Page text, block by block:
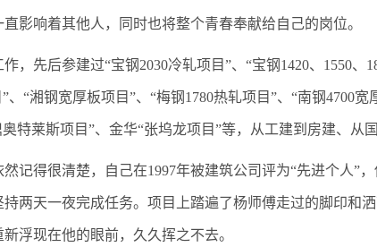
影响着其他人，同时也将整个青春奉献给自己的岗位。
，先后参建过“宝钢2030冷轧项目”、“宝钢1420、1550、
、“湘钢宽厚板项目”、“梅钢1780热轧项目”、“南钢4700
特莱斯项目”、金华“张坞龙项目”等，从工建到房建、从
记得很清楚，自己在1997年被建筑公司评为“先进个人”
两天一夜完成任务。项目上踏遍了杨师傅走过的脚印和
浮现在他的眼前，久久挥之不去。